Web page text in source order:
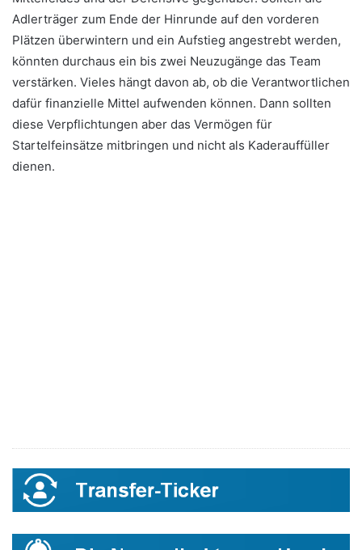
Adlerträger zum Ende der Hinrunde auf den vorderen
Plätzen überwintern und ein Aufstieg angestrebt werden,
könnten durchaus ein bis zwei Neuzugänge das Team
verstärken. Vieles hängt davon ab, ob die Verantwortlichen
dafür finanzielle Mittel aufwenden können. Dann sollten
diese Verpflichtungen aber das Vermögen für
Startelfeinsätze mitbringen und nicht als Kaderauffüller
dienen.